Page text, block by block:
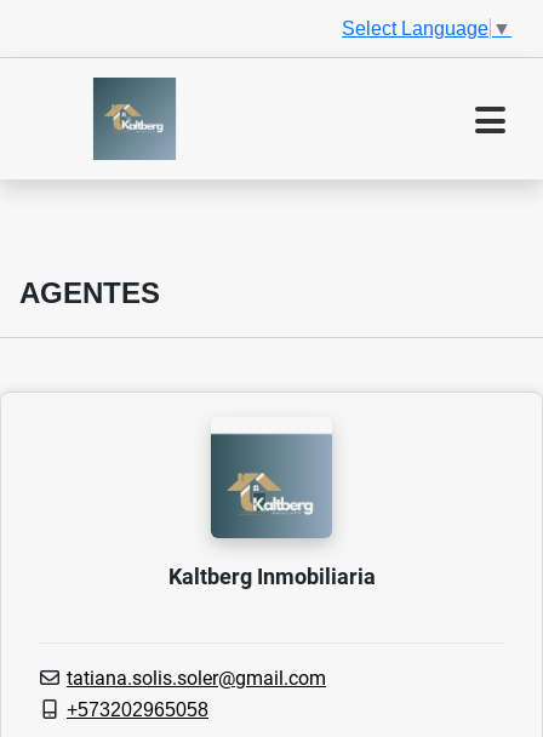
Select Language ▼
AGENTES
Kaltberg Inmobiliaria
tatiana.solis.soler@gmail.com
+573202965058